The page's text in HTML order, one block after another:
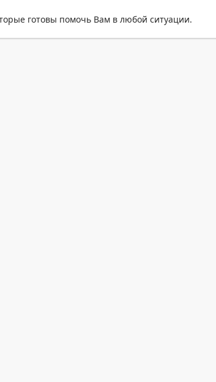
готовы помочь Вам в любой ситуации.